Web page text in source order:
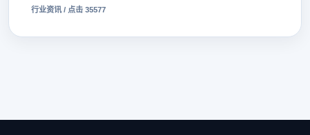
行业资讯 / 点击 35577